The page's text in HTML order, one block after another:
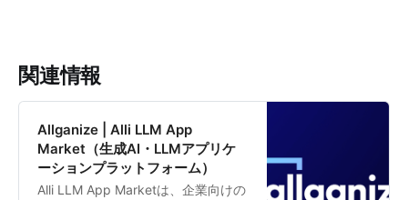
関連情報
Allganize | Alli LLM App
Market（生成AI・LLMアプリケ
ーションプラットフォーム）
Alli LLM App Marketは、企業向けの